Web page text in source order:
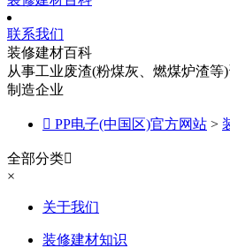
联系我们
装修建材百科
从事工业废渣(粉煤灰、燃煤炉渣
制造企业
 PP电子(中国区)官方网站 >
全部分类
×
关于我们
装修建材知识